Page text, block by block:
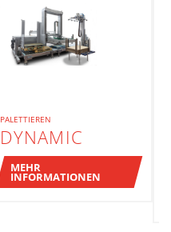
PALETTIEREN
DYNAMIC
MEHR
INFORMATIONEN